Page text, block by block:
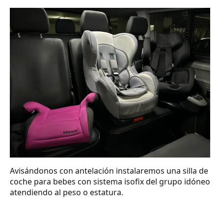
Avisándonos con antelación instalaremos una silla de
coche para bebes con sistema isofix del grupo idóneo
atendiendo al peso o estatura.